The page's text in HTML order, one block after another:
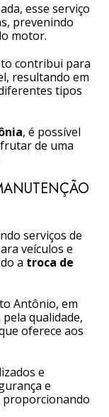
esse serviço
prevenindo
motor.
contribui para
resultando em
tipos
, é possível
de uma
serviços de
veículos e
a troca de
Antônio, em
pela qualidade,
oferece aos
e
e
proporcionando